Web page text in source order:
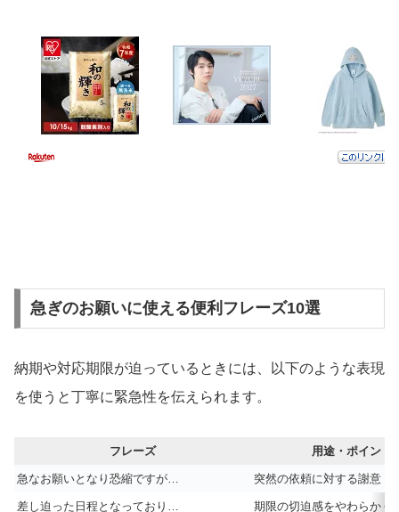
急ぎのお願いに使える便利フレーズ10選
納期や対応期限が迫っているときには、以下のような表現
を使うと丁寧に緊急性を伝えられます。
フレーズ 用途・ポイント
急なお願いとなり恐縮ですが… 突然の依頼に対する謝意
差し迫った日程となっており… 期限の切迫感をやわらかく